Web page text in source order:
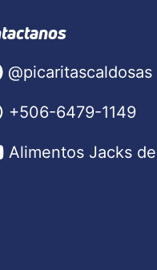
@picaritascaldosas
+506-6479-1149
Alimentos Jacks